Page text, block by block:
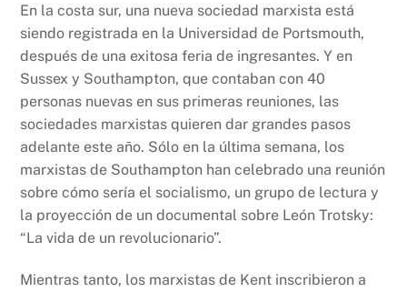
En la costa sur, una nueva sociedad marxista está
siendo registrada en la Universidad de Portsmouth,
después de una exitosa feria de ingresantes. Y en
Sussex y Southampton, que contaban con 40
personas nuevas en sus primeras reuniones, las
sociedades marxistas quieren dar grandes pasos
adelante este año. Sólo en la última semana, los
marxistas de Southampton han celebrado una reunión
sobre cómo sería el socialismo, un grupo de lectura y
la proyección de un documental sobre León Trotsky:
“La vida de un revolucionario”.
Mientras tanto, los marxistas de Kent inscribieron a